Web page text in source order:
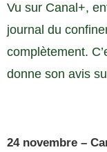
Vu sur Canal+,
journal du
complètement.
donne son avis
24 novembre –